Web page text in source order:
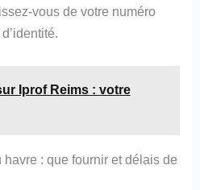
vous de votre numéro
Iprof Reims : votre
: que fournir et délais de